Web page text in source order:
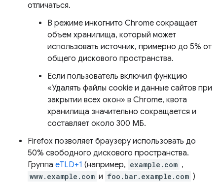
отличаться.
В режиме инкогнито Chrome сокращает
объем хранилища, который может
использовать источник, примерно до 5% от
общего дискового пространства.
Если пользователь включил функцию
«Удалять файлы cookie и данные сайтов при
закрытии всех окон» в Chrome, квота
хранилища значительно сокращается и
составляет около 300 МБ.
Firefox позволяет браузеру использовать до
50% свободного дискового пространства.
Группа eTLD+1 (например, example.com ,
www.example.com и foo.bar.example.com )